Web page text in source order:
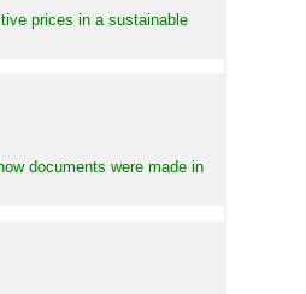
prices in a sustainable
documents were made in